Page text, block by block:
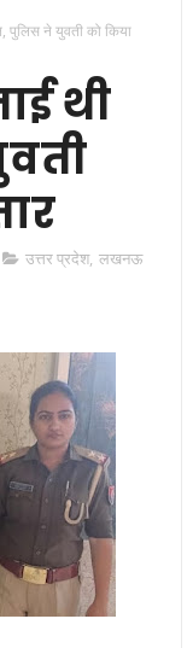
पुलिस ने युवती को किया
थी
उत्तर प्रदेश, लखनऊ